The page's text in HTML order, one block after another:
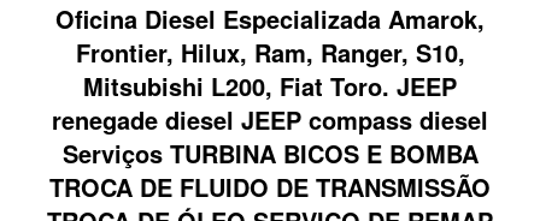
Oficina Diesel Especializada Amarok,
Frontier, Hilux, Ram, Ranger, S10,
Mitsubishi L200, Fiat Toro. JEEP
renegade diesel JEEP compass diesel
Serviços TURBINA BICOS E BOMBA
TROCA DE FLUIDO DE TRANSMISSÃO